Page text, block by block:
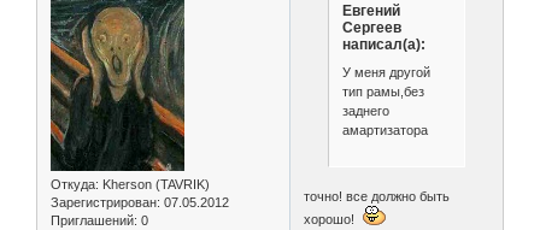
Откуда: Kherson (TAVRIK)
Зарегистрирован: 07.05.2012
Приглашений: 0
Евгений
Сергеев
написал(а):
У меня другой
тип рамы,без
заднего
амартизатора
точно! все должно быть
хорошо!